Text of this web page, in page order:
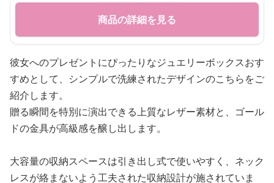
商品の詳細を見る
彼女へのプレゼントにぴったりなジュエリーボックスおす
すめとして、シンプルで洗練されたデザインのこちらをご
紹介します。
贈る瞬間を特別に演出できる上質なレザー素材と、ゴール
ドの金具が高級感を醸し出します。
大容量の収納スペースは引き出し式で使いやすく、ネック
レスが絡まないよう工夫された収納設計が施されていま